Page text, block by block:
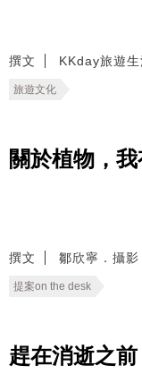
撰文 KKday旅遊生
旅遊文化
關於植物，
撰文 鄒欣寧．攝
提案on the desk
趕在消逝之